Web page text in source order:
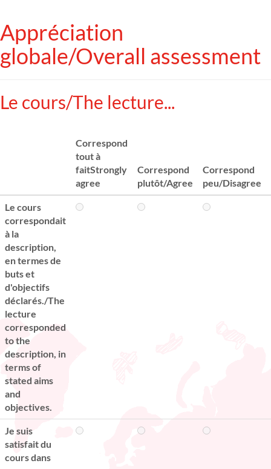
Appréciation
globale/Overall assessment
Le cours/The lecture...
Correspond
tout à
faitStrongly
agree
Correspond
plutôt/Agree
Correspond
peu/Disagree
Le cours
correspondait
à la
description,
en termes de
buts et
d'objectifs
déclarés./The
lecture
corresponded
to the
description, in
terms of
stated aims
and
objectives.
Je suis
satisfait du
cours dans